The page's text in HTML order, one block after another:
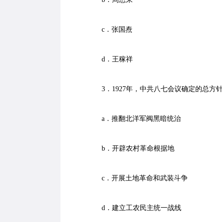
c．张国焘
d．王稼祥
3．1927年，中共八七会议确定的总方
a．推翻北洋军阀黑暗统治
b．开辟农村革命根据地
c．开展土地革命和武装斗争
d．建立工农民主统一战线